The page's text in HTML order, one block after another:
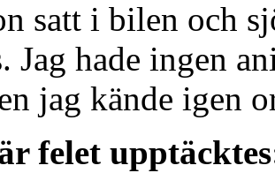
satt i bilen och
Jag hade ingen
jag kände igen
felet